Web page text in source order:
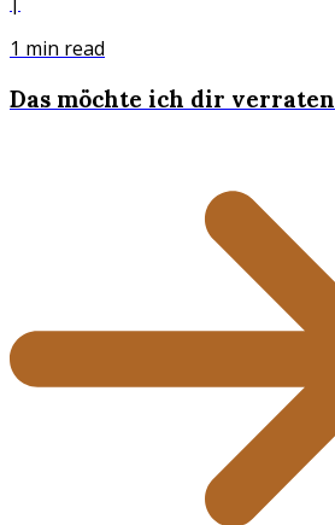
1 min read
Das möchte ich dir verraten